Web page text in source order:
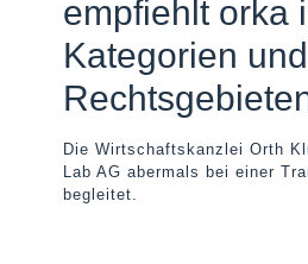
empfiehlt orka
Kategorien und
Die Wirtschaftskanzlei Orth
Lab AG abermals bei einer
begleitet.